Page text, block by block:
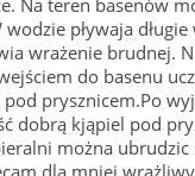
pływaja
wrażenie brudnej.
do basenu
pod prysznicem.Po
dobrą kjąpiel pod
można ubrudzic
dla mniej